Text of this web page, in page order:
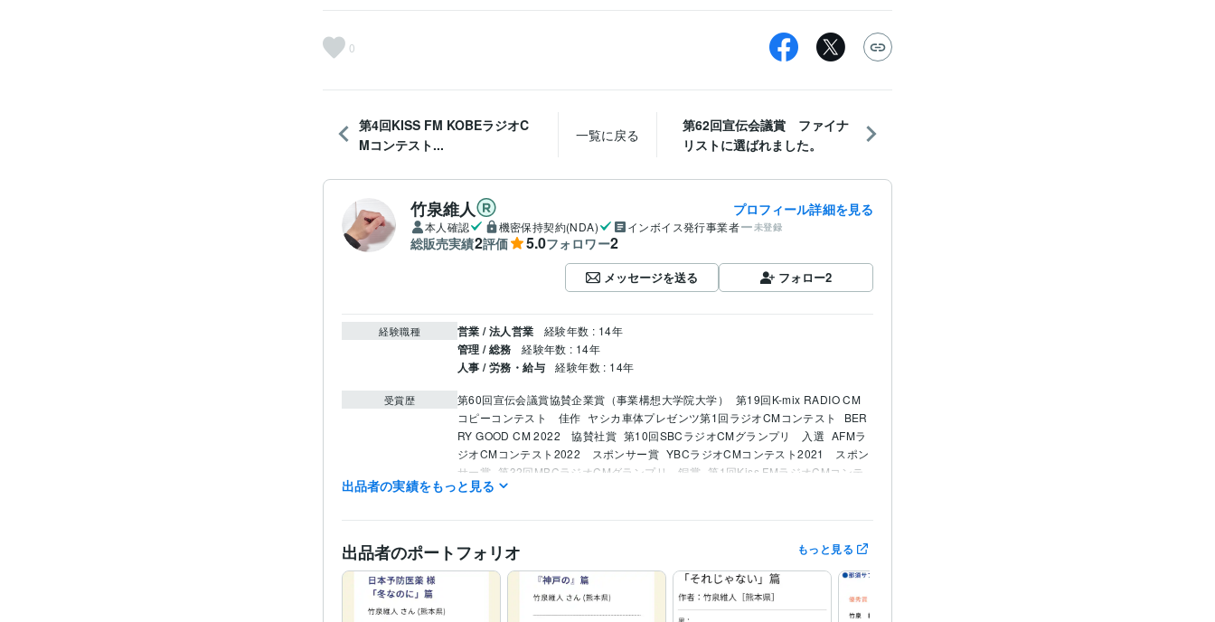
0
第4回KISS FM KOBEラジオC
Mコンテスト...
一覧に戻る
第62回宣伝会議賞 ファイナ
リストに選ばれました。
竹泉維人 プロフィール詳細を見る
本人確認 機密保持契約(NDA) インボイス発行事業者 未登録
総販売実績2評価 5.0フォロワー2
メッセージを送る フォロー2
経験職種 営業 / 法人営業 経験年数 : 14年
管理 / 総務 経験年数 : 14年
人事 / 労務・給与 経験年数 : 14年
受賞歴 第60回宣伝会議賞協賛企業賞（事業構想大学院大学）
第19回K-mix RADIO CM
コピーコンテスト　佳作 ヤシカ車体プレゼンツ第1回ラジオCMコンテスト
BER
RY GOOD CM 2022　協賛社賞 第10回SBCラジオCMグランプリ　入選 AFMラ
ジオCMコンテスト2022　スポンサー賞 YBCラジオCMコンテスト2021　スポン
サー賞 第32回MBCラジオCMグランプリ　銅賞 第1回Kiss FMラジオCMコンテ
スト　スポンサー賞
ル　優秀賞 第6回大人の読書感想文コンクール　優秀賞・特別賞 指宿市キャッチ
コピー　優秀賞
文化放送　第1
7回ラジオCMコンテスト　優秀賞
20回K-mix RADIO CM コピーコンテスト　佳作 第12回SBCラジオCMグランプ
リ　入選・協賛社賞
出品者の実績をもっと見る
出品者のポートフォリオ もっと見る